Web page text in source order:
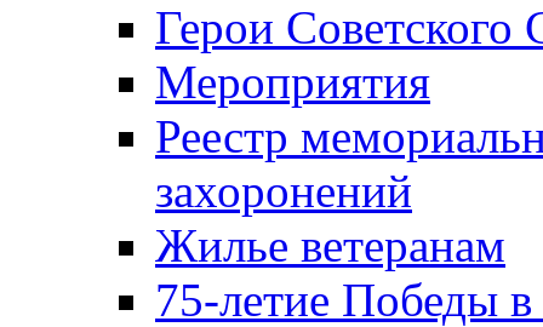
Герои Советского
Мероприятия
Реестр
захоронений
Жилье ветеранам
75-летие Победы